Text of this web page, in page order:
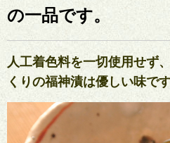
の一品です。
人工着色料を一切使用せず
くりの福神漬は優しい味です